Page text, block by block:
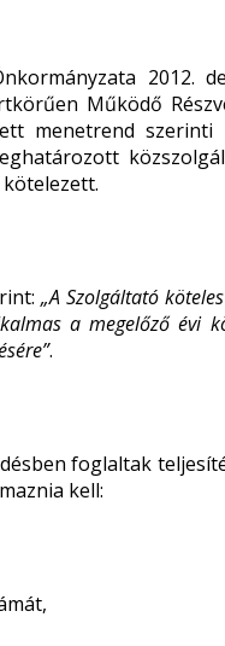
2012.
Működő
menetrend szerinti
„A Szolgáltató
a megelőző évi
.
foglaltak
kell: